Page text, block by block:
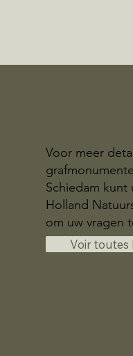
Voor meer
Schiedam kunt
Holland
om uw vragen
Voir toutes